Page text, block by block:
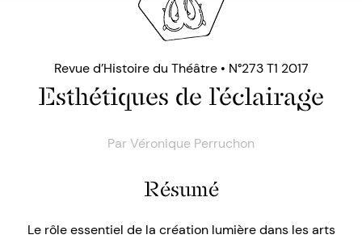
Revue d’Histoire du Théâtre • N°273 T1 2017
Esthétiques de l’éclairage
ParVéronique Perruchon
Résumé
Le rôle essentiel de la création lumière dans les arts